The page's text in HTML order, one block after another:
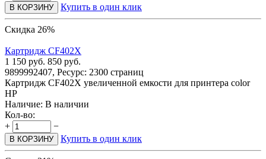
В КОРЗИНУ Купить в один клик
Скидка 26%
Картридж CF402X
1 150 руб. 850 руб.
9899992407, Ресурс: 2300 страниц
Картридж CF402X увеличенной емкости для принтера color
HP
Наличие: В наличии
Кол-во:
+
−
В КОРЗИНУ Купить в один клик